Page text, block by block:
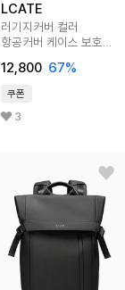
LCATE
러기지커버 컬러
항공커버 케이스 보호
LHB090
12,800 67%
쿠폰
3